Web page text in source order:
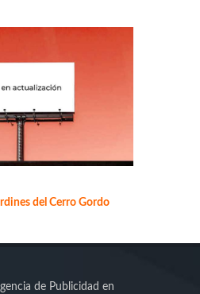
del Cerro Gordo
de Publicidad en